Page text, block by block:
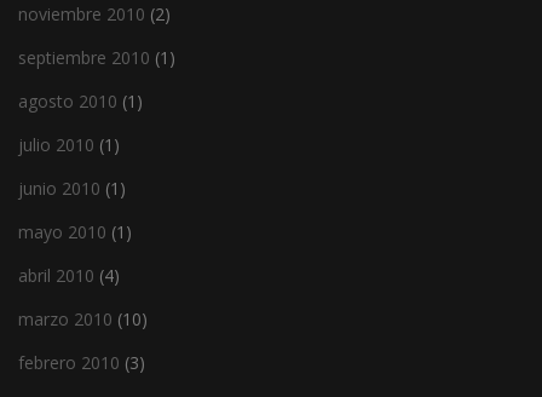
noviembre 2010 (2)
septiembre 2010 (1)
agosto 2010 (1)
julio 2010 (1)
junio 2010 (1)
mayo 2010 (1)
abril 2010 (4)
marzo 2010 (10)
febrero 2010 (3)